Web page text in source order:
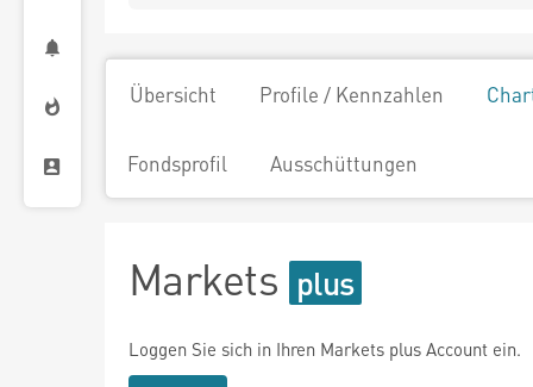
Übersicht Profile / Kennzahlen
Fondsprofil Ausschüttungen
Markets
Loggen Sie sich in Ihren Markets plus Account ein.